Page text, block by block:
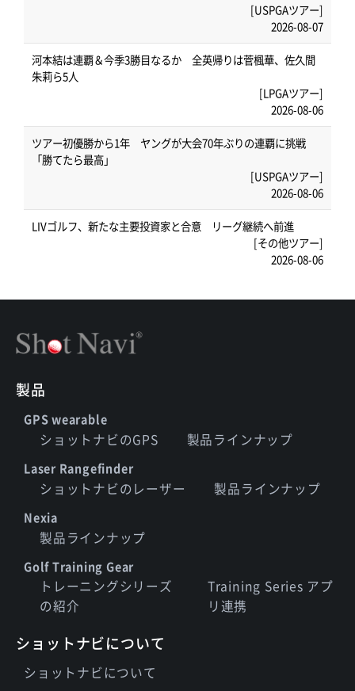
[USPGAツアー]
2026-08-07
河本結は連覇＆今季3勝目なるか 全英帰りは菅楓華、佐久間
朱莉ら5人
[LPGAツアー]
2026-08-06
ツアー初優勝から1年 ヤングが大会70年ぶりの連覇に挑戦
「勝てたら最高」
[USPGAツアー]
2026-08-06
LIVゴルフ、新たな主要投資家と合意 リーグ継続へ前進
[その他ツアー]
2026-08-06
製品
GPS wearable
ショットナビのGPS 製品ラインナップ
Laser Rangefinder
ショットナビのレーザー 製品ラインナップ
Nexia
製品ラインナップ
Golf Training Gear
トレーニングシリーズ
の紹介
Training Series アプ
リ連携
ショットナビについて
ショットナビについて